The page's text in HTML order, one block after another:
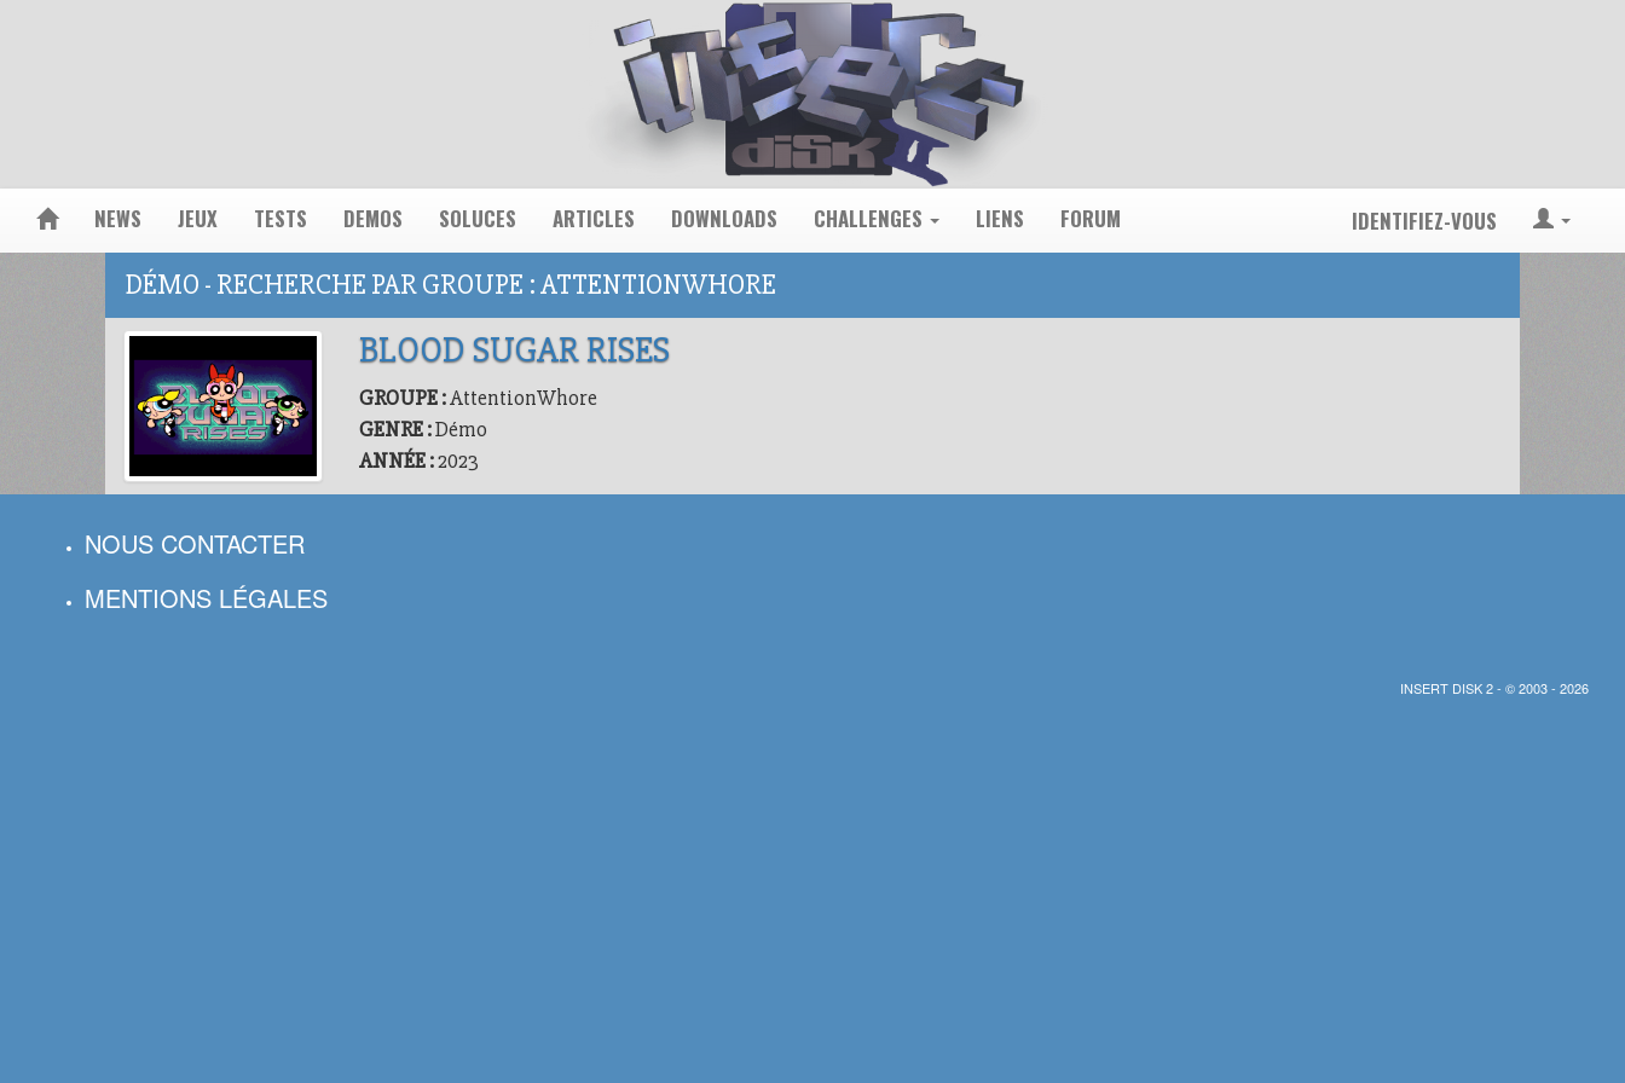
NEWS JEUX TESTS DEMOS SOLUCES ARTICLES DOWNLOADS CHALLENGES LIENS FORUM IDENTIFIEZ-VOUS
DÉMO - RECHERCHE PAR GROUPE : ATTENTIONWHORE
BLOOD SUGAR RISES
GROUPE :AttentionWhore
GENRE :Démo
ANNÉE :2023
NOUS CONTACTER
MENTIONS LÉGALES
INSERT DISK 2 - © 2003 - 2026